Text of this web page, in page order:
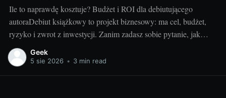
Ile to naprawdę kosztuje? Budżet i ROI dla debiutującego
autoraDebiut książkowy to projekt biznesowy: ma cel, budżet,
ryzyko i zwrot z inwestycji. Zanim zadasz sobie pytanie, jak
wydać książkę, policz koszty i sprawdź, kiedy inwestycja się
spina. Ten przewodnik pokazuje, jak świadomie ułożyć budżet,
Geek
5 sie 2026 • 3 min read